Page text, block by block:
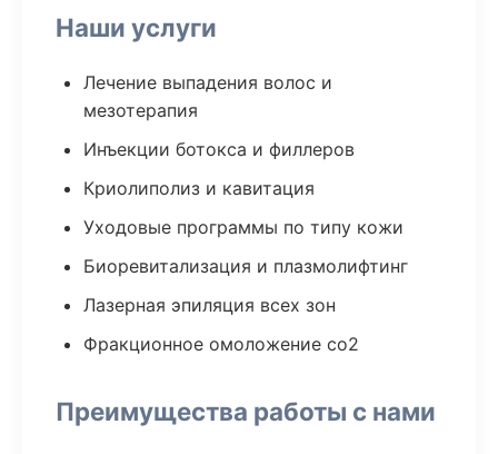
Наши услуги
Лечение выпадения волос и
мезотерапия
Инъекции ботокса и филлеров
Криолиполиз и кавитация
Уходовые программы по типу кожи
Биоревитализация и плазмолифтинг
Лазерная эпиляция всех зон
Фракционное омоложение co2
Преимущества работы с нами